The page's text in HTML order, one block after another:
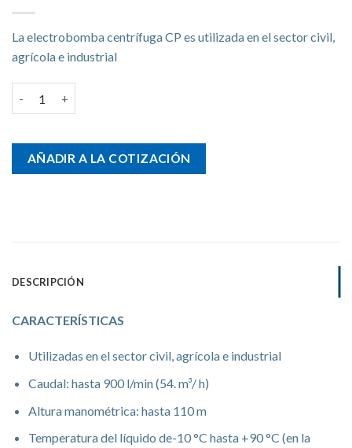
La electrobomba centrífuga CP es utilizada en el sector civil,
agrícola e industrial
AÑADIR A LA COTIZACIÓN
DESCRIPCIÓN
CARACTERÍSTICAS
Utilizadas en el sector civil, agrícola e industrial
Caudal: hasta 900 l/min (54. m³/ h)
Altura manométrica: hasta 110 m
Temperatura del líquido de-10 °C hasta +90 °C (en la